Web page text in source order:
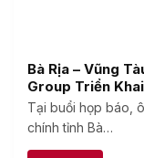
Bà Rịa – Vũng
Group Triển
Tại buổi họp báo,
chính tỉnh Bà…